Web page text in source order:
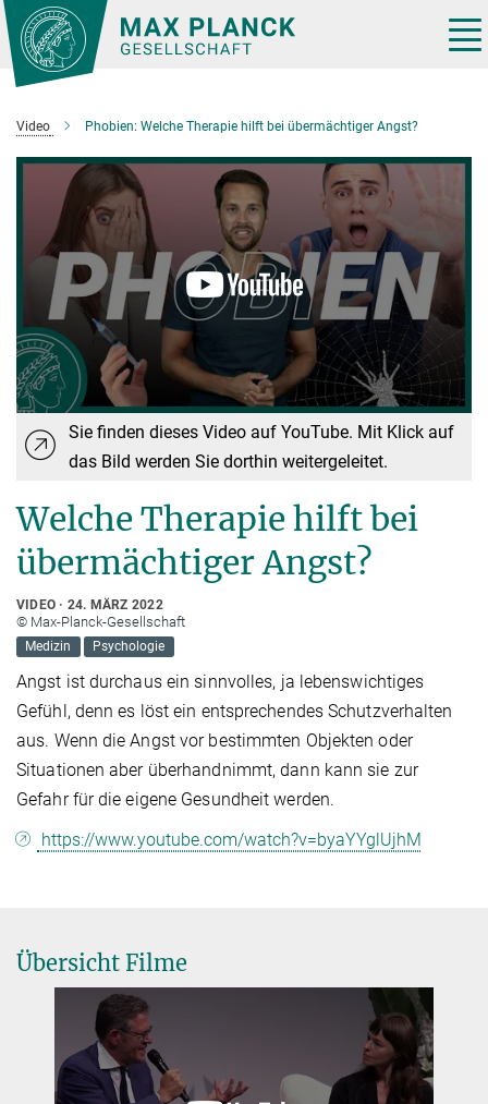
Hauptinhalt
Video Phobien: Welche Therapie hilft bei übermächtiger Angst?
Sie finden dieses Video auf YouTube. Mit Klick auf
das Bild werden Sie dorthin weitergeleitet.
Welche Therapie hilft bei
übermächtiger Angst?
VIDEO 24. MÄRZ 2022
© Max-Planck-Gesellschaft
Medizin Psychologie
Angst ist durchaus ein sinnvolles, ja lebenswichtiges
Gefühl, denn es löst ein entsprechendes Schutzverhalten
aus. Wenn die Angst vor bestimmten Objekten oder
Situationen aber überhandnimmt, dann kann sie zur
Gefahr für die eigene Gesundheit werden.
https://www.youtube.com/watch?v=byaYYglUjhM
Übersicht Filme